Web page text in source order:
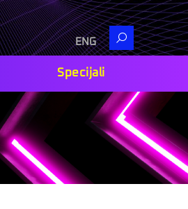
ENG
Search
Specijali